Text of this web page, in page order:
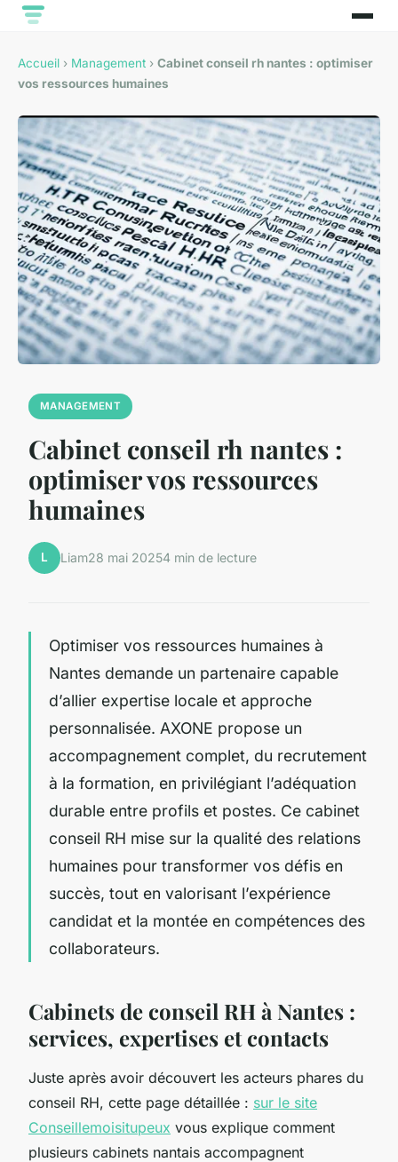
Accueil › Management › Cabinet conseil rh nantes : optimiser
vos ressources humaines
MANAGEMENT
Cabinet conseil rh nantes :
optimiser vos ressources
humaines
L Liam28 mai 20254 min de lecture
Optimiser vos ressources humaines à
Nantes demande un partenaire capable
d’allier expertise locale et approche
personnalisée. AXONE propose un
accompagnement complet, du recrutement
à la formation, en privilégiant l’adéquation
durable entre profils et postes. Ce cabinet
conseil RH mise sur la qualité des relations
humaines pour transformer vos défis en
succès, tout en valorisant l’expérience
candidat et la montée en compétences des
collaborateurs.
Cabinets de conseil RH à Nantes :
services, expertises et contacts
Juste après avoir découvert les acteurs phares du
conseil RH, cette page détaillée : sur le site
Conseillemoisitupeux vous explique comment
plusieurs cabinets nantais accompagnent